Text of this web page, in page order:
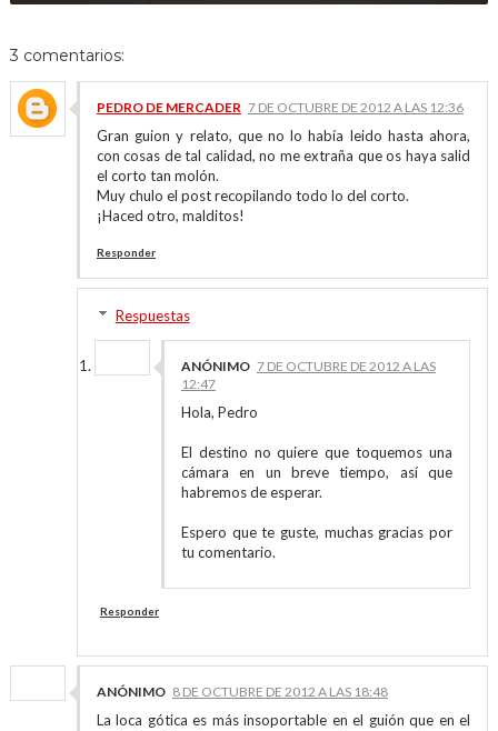
3 comentarios:
PEDRO DE MERCADER 7 DE OCTUBRE DE 2012 A LAS 12:36
Gran guion y relato, que no lo había leido hasta ahora,
con cosas de tal calidad, no me extraña que os haya salid
el corto tan molón.
Muy chulo el post recopilando todo lo del corto.
¡Haced otro, malditos!
Responder
Respuestas
ANÓNIMO 7 DE OCTUBRE DE 2012 A LAS
12:47
Hola, Pedro
El destino no quiere que toquemos una
cámara en un breve tiempo, así que
habremos de esperar.
Espero que te guste, muchas gracias por
tu comentario.
Responder
ANÓNIMO 8 DE OCTUBRE DE 2012 A LAS 18:48
La loca gótica es más insoportable en el guión que en el